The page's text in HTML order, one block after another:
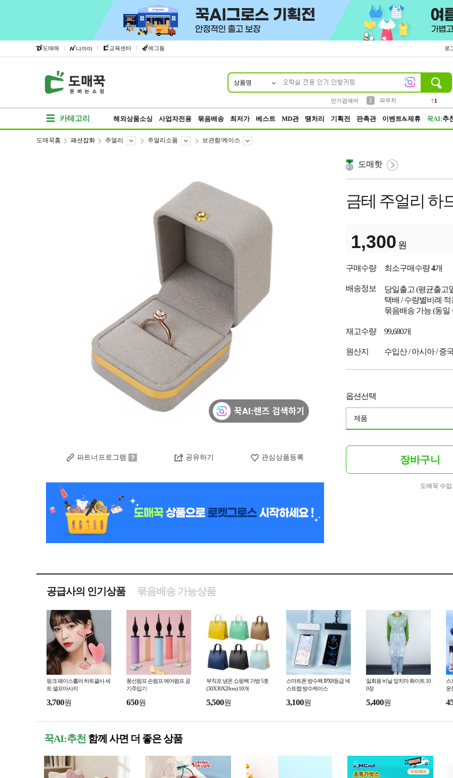
도매매 | 나까마 | 교육센터 | 에그돔 로
상품명
인기검색어
2
파우치
1
카테고리 해외상품소싱 사업자전용 묶음배송 최저가 베스트 MD관 땡처리 기획전 판촉관 이벤트&제휴 꾹AI:추
도매꾹홈 패션잡화 주얼리 주얼리소품 보관함/케이스
파트너프로그램 공유하기 관심상품등록
도매핫
금테 주얼리 하
1,300 원
구매수량 최소구매수량4개
배송정보 당일출고 (평균출고
택배 / 수량별비례
묶음배송 가능 (동일
재고수량 99,680개
원산지 수입산 / 아시아 / 중
옵션선택
제품
장바구니
도매꾹 수
공급사의 인기상품 묶음배송 가능상품
핑크 페이스롤러 하트괄사 세
트 셀프마사지
3,700원
풍선펌프 손펌프 에어펌프 공
기주입기
650원
부직포 냉온 쇼핑백 가방 5호
(30X30X20cm) 10개
5,500원
스마트폰 방수팩 IPX8등급 넥
스트랩 방수케이스
3,100원
일회용 비닐 앞치마 화이트 10
0장
5,400원
스
운
꾹AI:추천 함께 사면 더 좋은 상품